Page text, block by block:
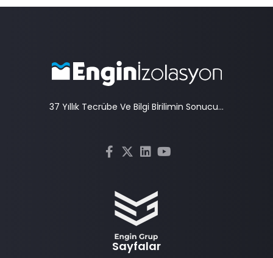
37 Yıllık Tecrübe Ve Bilgi Bİrilimin Sonucu...
Sayfalar